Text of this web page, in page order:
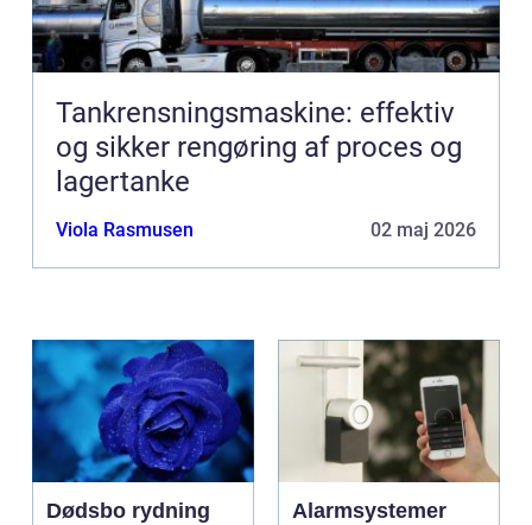
Tankrensningsmaskine: effektiv
og sikker rengøring af proces og
lagertanke
Viola Rasmusen 02 maj 2026
Dødsbo rydning
Alarmsystemer